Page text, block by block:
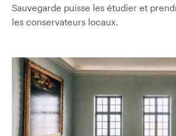
Sauvegarde puisse les étudier et
les conservateurs locaux.